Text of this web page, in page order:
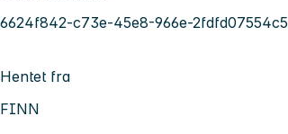
6624f842-c73e-45e8-966e-2fdfd07554c5
Hentet fra
FINN